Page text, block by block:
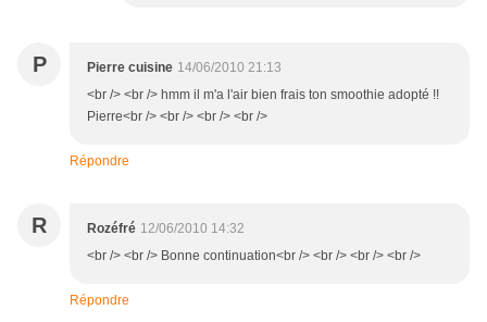
P Pierre cuisine 14/06/2010 21:13
<br /> <br /> hmm il m'a l'air bien frais ton smoothie adopté !!
Pierre<br /> <br /> <br /> <br />
Répondre
R Rozéfré 12/06/2010 14:32
<br /> <br /> Bonne continuation<br /> <br /> <br /> <br />
Répondre